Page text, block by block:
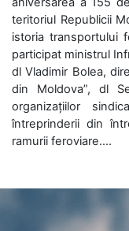
teritoriul Republicii
istoria transportului
participat ministrul
dl Vladimir Bolea,
din Moldova”, dl
organizațiilor
întreprinderii din
ramurii feroviare....